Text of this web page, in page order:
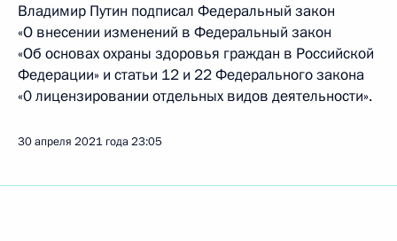
Владимир Путин подписал Федеральный закон
«О внесении изменений в Федеральный закон
«Об основах охраны здоровья граждан в Российской
Федерации» и статьи 12 и 22 Федерального закона
«0 лицензировании отдельных видов деятельности».
30 апреля 2021 года23:05